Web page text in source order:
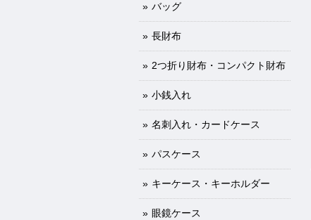
バッグ
長財布
2つ折り財布・コンパクト財布
小銭入れ
名刺入れ・カードケース
パスケース
キーケース・キーホルダー
眼鏡ケース